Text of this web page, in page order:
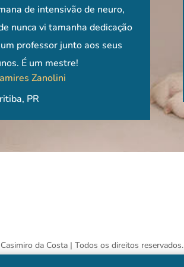
Oliveira Morato
- Clínica
Dr. Pet
de intensivão de neuro,
nunca vi tamanha dedicação
professor junto aos seus
É um mestre!
Zanolini
PR
Adriana Bernates
Rio de Janeiro, RJ
da Costa | Todos os direitos reservados.
porJinn Desenvolvimento Web